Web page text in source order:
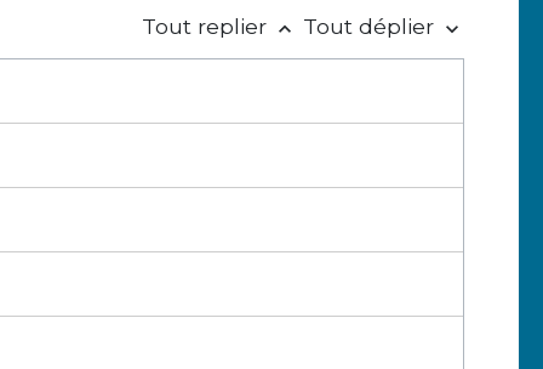
Tout replier keyboard_arrow_up Tout déplier keyboard_arrow_down